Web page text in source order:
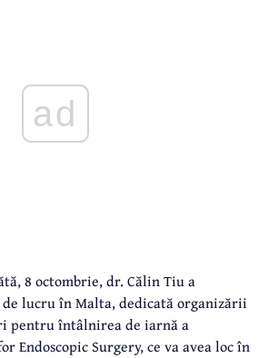
ad
8 octombrie, dr. Călin Tiu a
lucru în Malta, dedicată organizării
pentru întâlnirea de iarnă a
Endoscopic Surgery, ce va avea loc în